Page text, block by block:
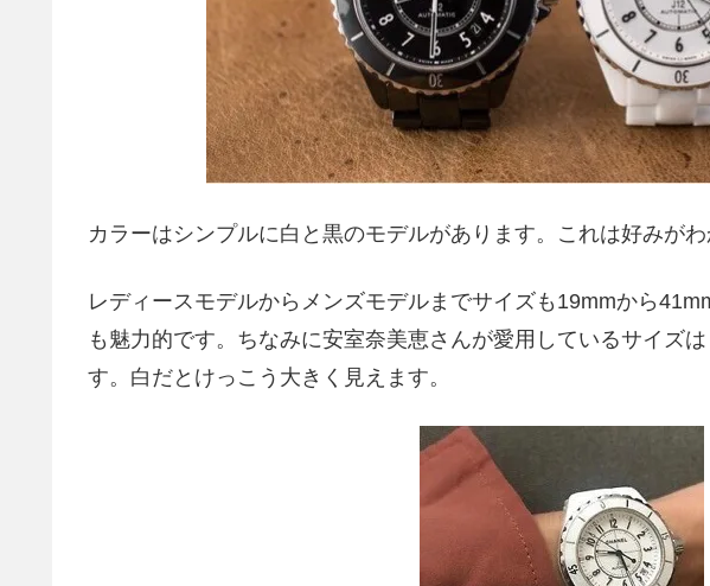
カラーはシンプルに白と黒のモデルがあります。これは好みがわ
レディースモデルからメンズモデルまでサイズも19mmから
も魅力的です。ちなみに安室奈美恵さんが愛用しているサイズ
す。白だとけっこう大きく見えます。